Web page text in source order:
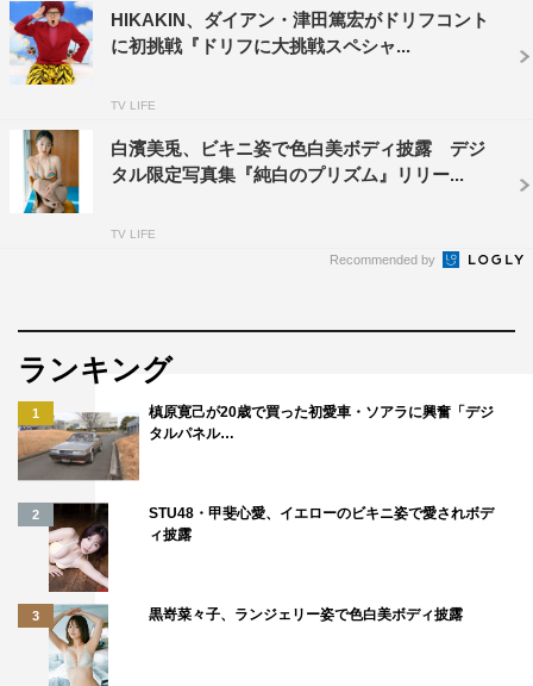
HIKAKIN、ダイアン・津田篤宏がドリフコント
に初挑戦『ドリフに大挑戦スペシャ...
TV LIFE
白濱美兎、ビキニ姿で色白美ボディ披露 デジ
タル限定写真集『純白のプリズム』リリー...
TV LIFE
Recommended by
ランキング
1
槙原寛己が20歳で買った初愛車・ソアラに興奮「デジ
タルパネル…
2
STU48・甲斐心愛、イエローのビキニ姿で愛されボデ
ィ披露
3 黒嵜菜々子、ランジェリー姿で色白美ボディ披露